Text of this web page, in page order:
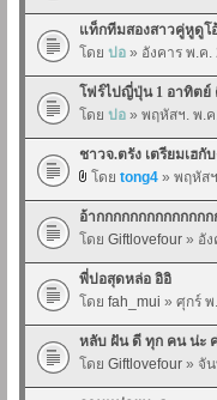
แท็กทีมสองสาวคู่หูดู
โดย ปอ » อังคาร พ.ค.
โฟร์ไปญี่ปุ่น 1 อาทิตย์
โดย ปอ » พฤหัสฯ. พ.ค
ชาวจ.ตรัง เตรียมเฮกั
โดย tong4 » พฤหัส
อ้ากกกกกกกกกกกกก
โดย Giftlovefour » อั
พี่ปอสุดหล่อ อิอิ
โดย fah_mui » ศุกร์ พ
หลับ ฝัน ดี ทุก คน น่ะ
โดย Giftlovefour » จัน